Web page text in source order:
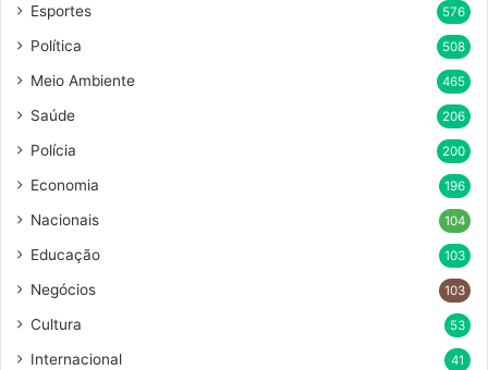
Esportes 576
Política 508
Meio Ambiente 465
Saúde 206
Polícia 200
Economia 196
Nacionais 104
Educação 103
Negócios 103
Cultura 53
Internacional 41